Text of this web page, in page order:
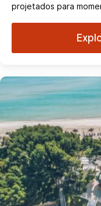
projetados para